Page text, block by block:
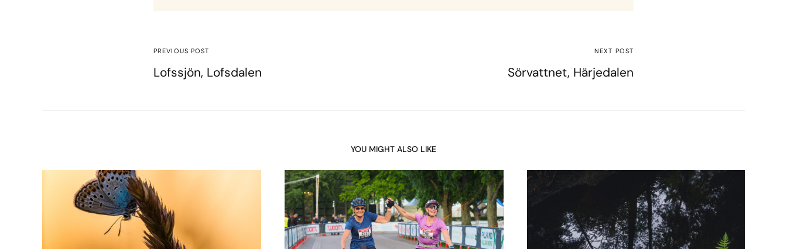
PREVIOUS POST
Lofssjön, Lofsdalen
NEXT POST
Sörvattnet, Härjedalen
YOU MIGHT ALSO LIKE